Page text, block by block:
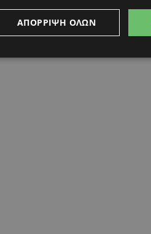
ΑΠΌΡΡΙΨΗ ΌΛΩΝ